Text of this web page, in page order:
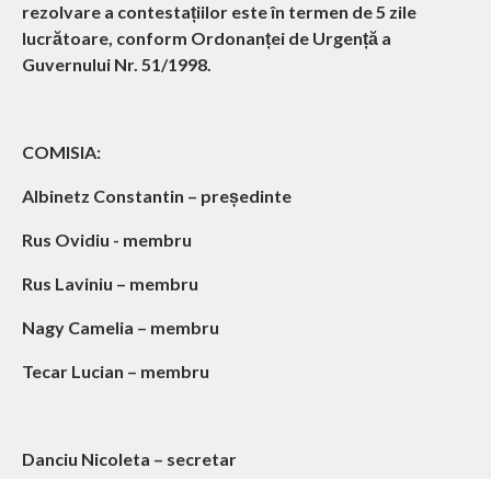
rezolvare a contestațiilor este în termen de 5 zile
lucrătoare, conform Ordonanței de Urgență a
Guvernului Nr. 51/1998.
COMISIA:
Albinetz Constantin – președinte
Rus Ovidiu - membru
Rus Laviniu – membru
Nagy Camelia – membru
Tecar Lucian – membru
Danciu Nicoleta – secretar